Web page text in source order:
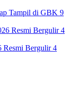
Tampil di GBK 9
Resmi Bergulir 4